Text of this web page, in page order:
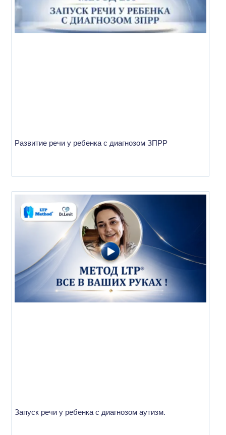
Развитие речи у ребенка с диагнозом ЗПРР
Запуск речи у ребенка с диагнозом аутизм.